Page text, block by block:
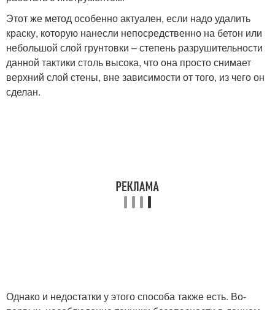
Этот же метод особенно актуален, если надо удалить
краску, которую нанесли непосредственно на бетон или
небольшой слой грунтовки – степень разрушительности
данной тактики столь высока, что она просто снимает
верхний слой стены, вне зависимости от того, из чего он
сделан.
Однако и недостатки у этого способа также есть. Во-